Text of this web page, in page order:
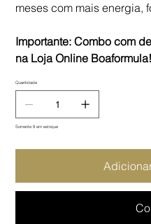
meses com mais energia,
Importante: Combo com
na Loja Online Boaformula!
Quantidade
Somente 8 em estoque